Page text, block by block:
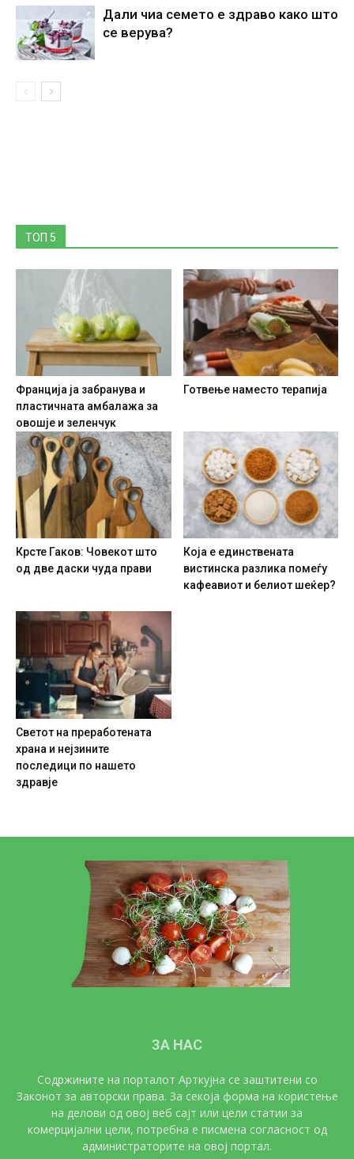
Дали чиа семето е здраво како што
се верува?
ТОП 5
Франција ја забранува и
пластичната амбалажа за
овошје и зеленчук
Готвење наместо терапија
Крсте Гаков: Човекот што
од две даски чуда прави
Која е единствената
вистинска разлика помеѓу
кафеавиот и белиот шеќер?
Светот на преработената
храна и нејзините
последици по нашето
здравје
ЗА НАС
Содржините на порталот Арткујна се заштитени со
Законот за авторски права. За секоја форма на користење
на делови од овој веб сајт или цели статии за
комерцијални цели, потребна е писмена согласност од
администраторите на овој портал.